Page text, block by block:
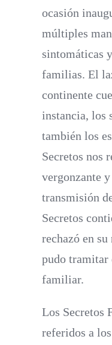
ocasión
múltiples
sintomáticas
familias. El
continente
instancia, los
también los
Secretos nos
vergonzante
transmisión
Secretos
rechazó en
pudo tramitar
familiar.
Los Secretos
referidos a